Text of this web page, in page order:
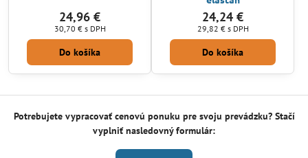
24,96 €
30,70 € s DPH
Do košíka
24,24 €
29,82 € s DPH
Do košíka
Potrebujete vypracovať cenovú ponuku pre svoju prevádzku? Stačí
vyplniť nasledovný formulár: